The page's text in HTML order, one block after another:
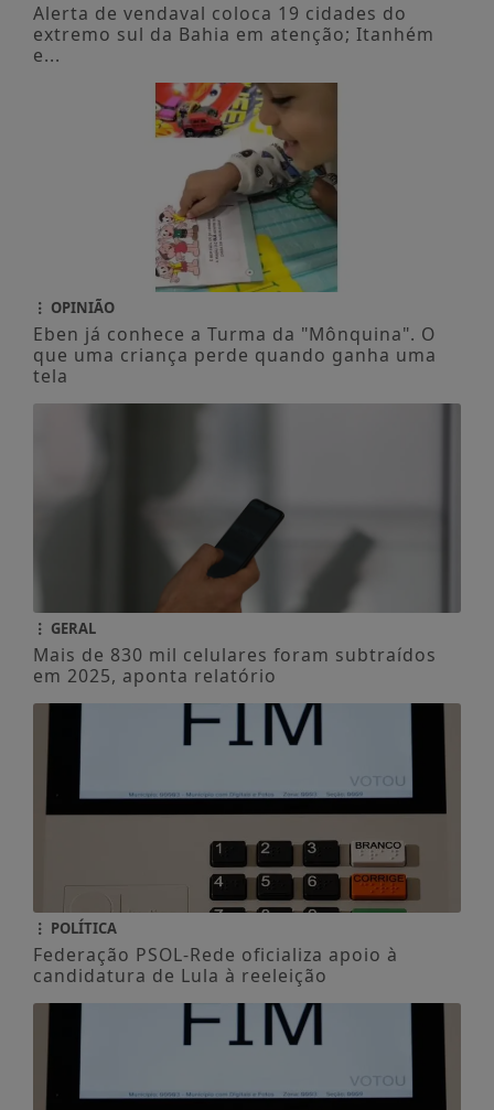
Alerta de vendaval coloca 19 cidades do
extremo sul da Bahia em atenção; Itanhém
e...
OPINIÃO
Eben já conhece a Turma da "Mônquina". O
que uma criança perde quando ganha uma
tela
GERAL
Mais de 830 mil celulares foram subtraídos
em 2025, aponta relatório
POLÍTICA
Federação PSOL-Rede oficializa apoio à
candidatura de Lula à reeleição